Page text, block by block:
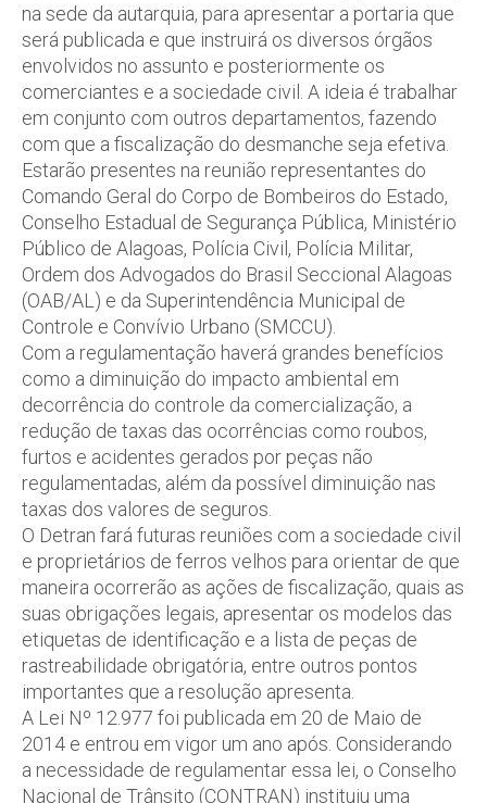
na sede da autarquia, para apresentar a portaria que
será publicada e que instruirá os diversos órgãos
envolvidos no assunto e posteriormente os
comerciantes e a sociedade civil. A ideia é trabalhar
em conjunto com outros departamentos, fazendo
com que a fiscalização do desmanche seja efetiva.
Estarão presentes na reunião representantes do
Comando Geral do Corpo de Bombeiros do Estado,
Conselho Estadual de Segurança Pública, Ministério
Público de Alagoas, Polícia Civil, Polícia Militar,
Ordem dos Advogados do Brasil Seccional Alagoas
(OAB/AL) e da Superintendência Municipal de
Controle e Convívio Urbano (SMCCU).
Com a regulamentação haverá grandes benefícios
como a diminuição do impacto ambiental em
decorrência do controle da comercialização, a
redução de taxas das ocorrências como roubos,
furtos e acidentes gerados por peças não
regulamentadas, além da possível diminuição nas
taxas dos valores de seguros.
O Detran fará futuras reuniões com a sociedade civil
e proprietários de ferros velhos para orientar de que
maneira ocorrerão as ações de fiscalização, quais as
suas obrigações legais, apresentar os modelos das
etiquetas de identificação e a lista de peças de
rastreabilidade obrigatória, entre outros pontos
importantes que a resolução apresenta.
A Lei Nº 12.977 foi publicada em 20 de Maio de
2014 e entrou em vigor um ano após. Considerando
a necessidade de regulamentar essa lei, o Conselho
Nacional de Trânsito (CONTRAN) instituiu uma